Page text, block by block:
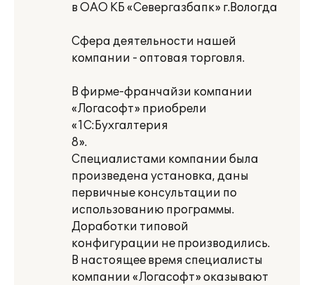
в ОАО КБ «Севергазбапк» г.Вологда
Сфера деятельности нашей
компании - оптовая торговля.
В фирме-франчайзи компании
«Логасофт» приобрели
«1С:Бухгалтерия
8».
Специалистами компании была
произведена установка, даны
первичные консультации по
использованию программы.
Доработки типовой
конфигурации не производились.
В настоящее время специалисты
компании «Логасофт» оказывают